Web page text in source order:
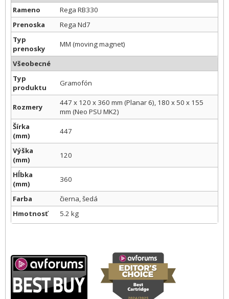
Rameno
Rega RB330
Prenoska
Rega Nd7
Typ
prenosky
MM (moving magnet)
Všeobecné
Typ
produktu
Gramofón
Rozmery
447 x 120 x 360 mm (Planar 6), 180 x 50 x 155
mm (Neo PSU MK2)
Šírka
(mm)
447
Výška
(mm)
120
Hĺbka
(mm)
360
Farba
čierna, šedá
Hmotnosť
5.2 kg